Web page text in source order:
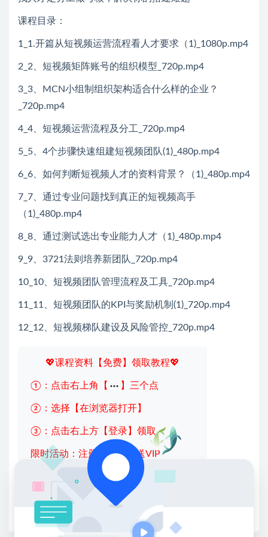
课程目录：
1_1.开篇从短视频运营流程看人才要求（1)_1080p.mp4
2_2、短视频矩阵账号的组织模型_720p.mp4
3_3、MCN小组制组织架构适合什么样的企业？
_720p.mp4
4_4、短视频运营流程及分工_720p.mp4
5_5、4个步骤快速组建短视频团队(1)_480p.mp4
6_6、如何判断短视频人才的资料背景？（1)_480p.mp4
7_7、通过专业问题找到真正的短视频高手
（1)_480p.mp4
8_8、通过测试选出专业能力人才（1)_480p.mp4
9_9、3721法则培养新团队_720p.mp4
10_10、短视频团队管理流程及工具_720p.mp4
11_11、短视频团队的KPI与奖励机制(1)_720p.mp4
12_12、短视频梯队建设及风险管控_720p.mp4
💖课程资料【免费】领取教程💖
①：点击右上角【 】三个点
②：选择【在浏览器打开】
③：点击右上方【登录】领取
限时活动：注册新用户赠送VIP
收藏 链接